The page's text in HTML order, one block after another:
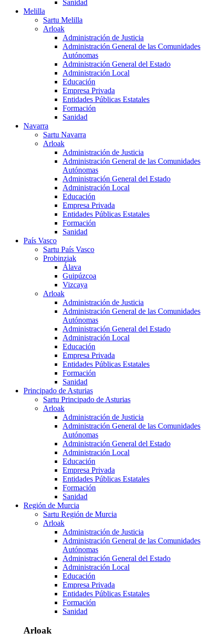
Sanidad
Melilla
Sartu Melilla
Arloak
Administración de Justicia
Administración General de las Comunidades
Autónomas
Administración General del Estado
Administración Local
Educación
Empresa Privada
Entidades Públicas Estatales
Formación
Sanidad
Navarra
Sartu Navarra
Arloak
Administración de Justicia
Administración General de las Comunidades
Autónomas
Administración General del Estado
Administración Local
Educación
Empresa Privada
Entidades Públicas Estatales
Formación
Sanidad
País Vasco
Sartu País Vasco
Probinziak
Álava
Guipúzcoa
Vizcaya
Arloak
Administración de Justicia
Administración General de las Comunidades
Autónomas
Administración General del Estado
Administración Local
Educación
Empresa Privada
Entidades Públicas Estatales
Formación
Sanidad
Principado de Asturias
Sartu Principado de Asturias
Arloak
Administración de Justicia
Administración General de las Comunidades
Autónomas
Administración General del Estado
Administración Local
Educación
Empresa Privada
Entidades Públicas Estatales
Formación
Sanidad
Región de Murcia
Sartu Región de Murcia
Arloak
Administración de Justicia
Administración General de las Comunidades
Autónomas
Administración General del Estado
Administración Local
Educación
Empresa Privada
Entidades Públicas Estatales
Formación
Sanidad
Arloak